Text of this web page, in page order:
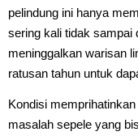
pelindung ini hanya
sering kali tidak sampai
meninggalkan warisan
ratusan tahun untuk
Kondisi
masalah sepele yang